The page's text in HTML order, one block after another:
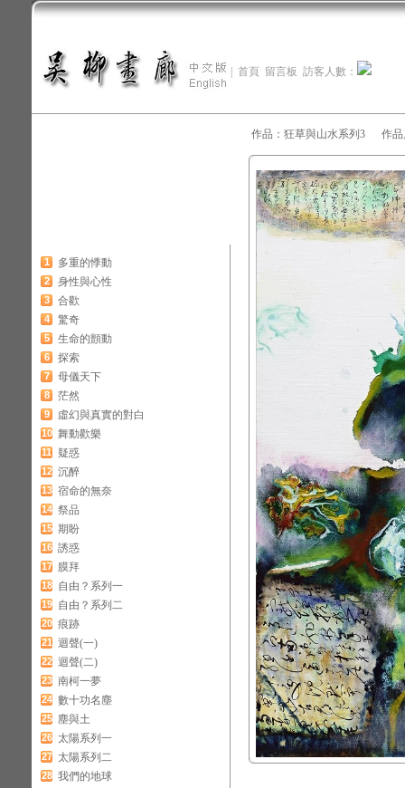
首頁 留言板 訪客人數：
1 多重的悸動
2 身性與心性
3 合歡
4 驚奇
5 生命的顫動
6 探索
7 母儀天下
8 茫然
9 虛幻與真實的對白
10 舞動歡樂
11 疑惑
12 沉醉
13 宿命的無奈
14 祭品
15 期盼
16 誘惑
17 膜拜
18 自由？系列一
19 自由？系列二
20 痕跡
21 迴聲(一)
22 迴聲(二)
23 南柯一夢
24 數十功名塵
25 塵與土
26 太陽系列一
27 太陽系列二
28 我們的地球
作品：狂草與山水系列3 作品